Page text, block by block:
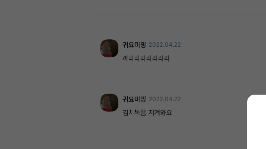
귀요미밍 2022.04.22
꺄라라라라라라라
귀요미밍 2022.04.22
김치볶음 지겨와요